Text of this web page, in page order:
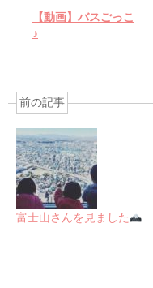
【動画】バスごっこ
♪
前の記事
富士山さんを見ました